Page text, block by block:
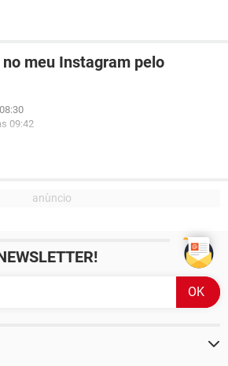
meu Instagram pelo
09:42